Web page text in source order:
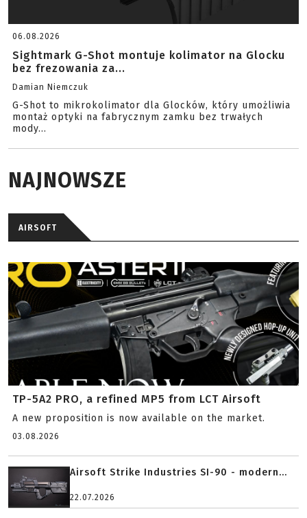
06.08.2026
Sightmark G-Shot montuje kolimator na Glocku
bez frezowania za...
Damian Niemczuk
G-Shot to mikrokolimator dla Glocków, który umożliwia
montaż optyki na fabrycznym zamku bez trwałych
mody...
NAJNOWSZE
AIRSOFT
TP-5A2 PRO, a refined MP5 from LCT Airsoft
A new proposition is now available on the market.
03.08.2026
Airsoft Strike Industries SI-90 - modern...
22.07.2026